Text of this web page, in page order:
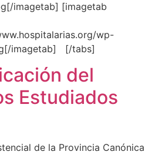
imagetab] [imagetab
wp-
imagetab] [/tabs]
del
Estudiados
de la Provincia Canónica